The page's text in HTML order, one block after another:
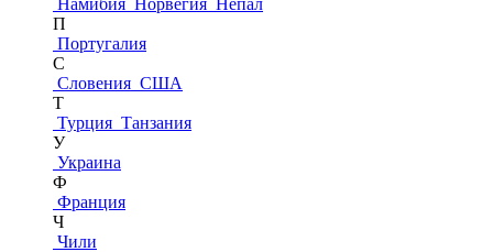
Намибия Норвегия Непал
П
Португалия
С
Словения США
Т
Турция Танзания
У
Украина
Ф
Франция
Ч
Чили